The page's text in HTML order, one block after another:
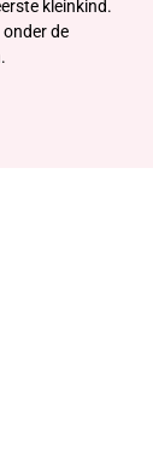
kleinkind.
de